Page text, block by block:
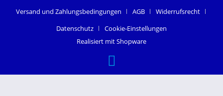
Versand und Zahlungsbedingungen
AGB
Widerrufsrecht
Datenschutz
Cookie-Einstellungen
Realisiert mit Shopware